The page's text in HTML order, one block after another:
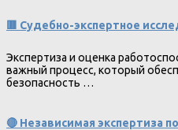
🟥 Судебно-экспертное
Экспертиза и оценка
важный процесс, который
безопасность …
🔴 Независимая экспертиза